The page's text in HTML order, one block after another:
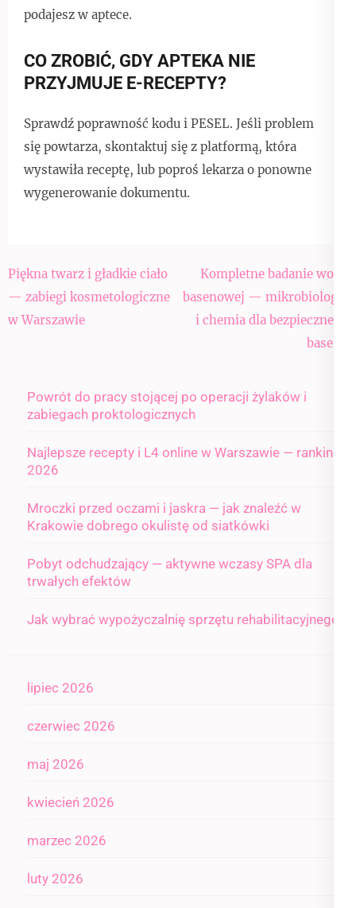
podajesz w aptece.
CO ZROBIĆ, GDY APTEKA NIE
PRZYJMUJE E-RECEPTY?
Sprawdź poprawność kodu i PESEL. Jeśli problem
się powtarza, skontaktuj się z platformą, która
wystawiła receptę, lub poproś lekarza o ponowne
wygenerowanie dokumentu.
Nawigacja
wpisu
Piękna twarz i gładkie ciało
— zabiegi kosmetologiczne
w Warszawie
Kompletne badanie wody
basenowej — mikrobiologia
i chemia dla bezpiecznego
basenu
Powrót do pracy stojącej po operacji żylaków i
zabiegach proktologicznych
Najlepsze recepty i L4 online w Warszawie — ranking
2026
Mroczki przed oczami i jaskra — jak znaleźć w
Krakowie dobrego okulistę od siatkówki
Pobyt odchudzający — aktywne wczasy SPA dla
trwałych efektów
Jak wybrać wypożyczalnię sprzętu rehabilitacyjnego
lipiec 2026
czerwiec 2026
maj 2026
kwiecień 2026
marzec 2026
luty 2026